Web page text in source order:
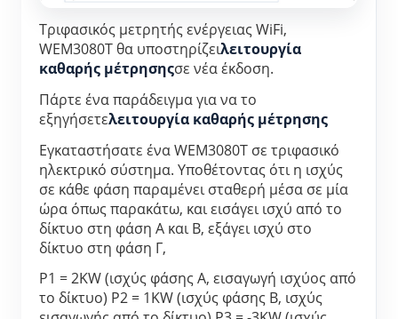
Εικονικός μετρητής
Σύστημα Πρόβλεψης και Προσομοίωσης
Ενέργειας
Εφαρμογές
Επιτηρητής ενέργειας ηλιακού φωτοβολταϊκού
συστήματος
Παρακολούθηση Χρήσης Ηλεκτρικής Ενέργειας
Οικιακός αυτοματισμός
Κατάστημα
Πόροι
Γρήγορη εκκίνηση προϊόντος
Εγγραφο
Εκπαιδευτικό βίντεο
Κοινότητα
Προγραμματιστής
Εξερευνώ
Τριφασικός μετρητής ενέργειας WiFi,
WEM3080T θα υποστηρίζειλειτουργία
καθαρής μέτρησηςσε νέα έκδοση.
Πάρτε ένα παράδειγμα για να το
εξηγήσετελειτουργία καθαρής μέτρησης
Εγκαταστήσατε ένα WEM3080T σε τριφασικό
ηλεκτρικό σύστημα. Υποθέτοντας ότι η ισχύς
σε κάθε φάση παραμένει σταθερή μέσα σε μία
ώρα όπως παρακάτω, και εισάγει ισχύ από το
δίκτυο στη φάση Α και Β, εξάγει ισχύ στο
δίκτυο στη φάση Γ,
P1 = 2KW (ισχύς φάσης Α, εισαγωγή ισχύος από
το δίκτυο) P2 = 1KW (ισχύς φάσης Β, ισχύς